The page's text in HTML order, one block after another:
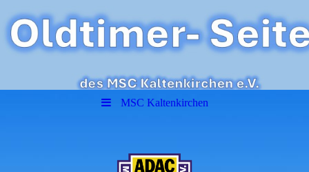
MSC Kaltenkirchen